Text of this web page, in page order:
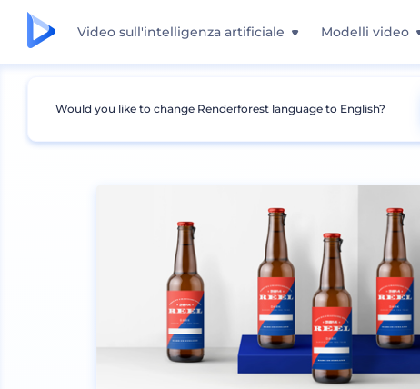
Video sull'intelligenza artificiale Modelli video
Mockup Imballaggio Mockup Bottiglia
Would you like to change Renderforest language to English?